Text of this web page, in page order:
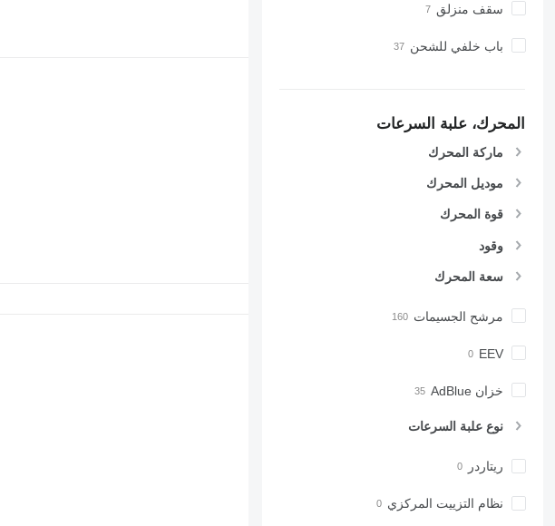
سقف منزلق
باب خلفي للشحن
المحرك، علبة السرعات
ماركة المحرك
موديل المحرك
قوة المحرك
وقود
سعة المحرك
مرشح الجسيمات
EEV
خزان AdBlue
نوع علبة السرعات
ريتاردر
نظام التزييت المركزي